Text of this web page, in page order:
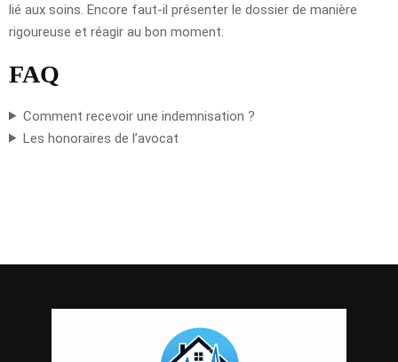
lié aux soins. Encore faut-il présenter le dossier de manière
rigoureuse et réagir au bon moment.
FAQ
Comment recevoir une indemnisation ?
Les honoraires de l’avocat